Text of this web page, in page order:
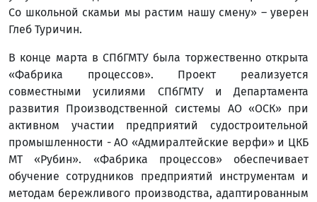
Со школьной скамьи мы растим нашу смену» – уверен
Глеб Туричин.
В конце марта в СПбГМТУ была торжественно открыта
«Фабрика процессов». Проект реализуется
совместными усилиями СПбГМТУ и Департамента
развития Производственной системы АО «ОСК» при
активном участии предприятий судостроительной
промышленности - АО «Адмиралтейские верфи» и ЦКБ
МТ «Рубин». «Фабрика процессов» обеспечивает
обучение сотрудников предприятий инструментам и
методам бережливого производства, адаптированным